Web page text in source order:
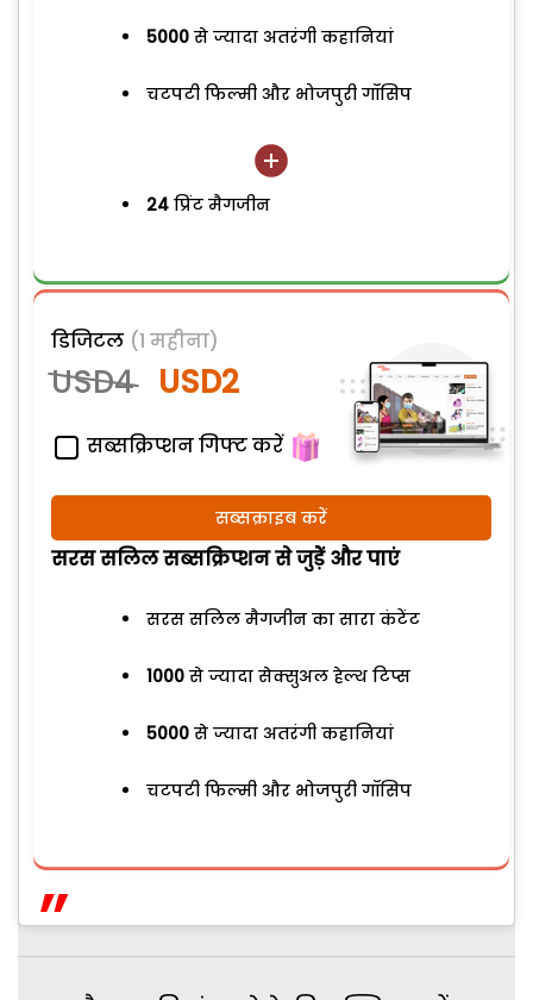
5000 से ज्यादा अतरंगी कहानियां
चटपटी फिल्मी और भोजपुरी गॉसिप
24 प्रिंट मैगजीन
डिजिटल (1 महीना)
USD4 USD2
सब्सक्रिप्शन गिफ्ट करें
सब्सक्राइब करें
सरस सलिल सब्सक्रिप्शन से जुड़ेें और पाएं
सरस सलिल मैगजीन का सारा कंटेंट
1000 से ज्यादा सेक्सुअल हेल्थ टिप्स
5000 से ज्यादा अतरंगी कहानियां
चटपटी फिल्मी और भोजपुरी गॉसिप